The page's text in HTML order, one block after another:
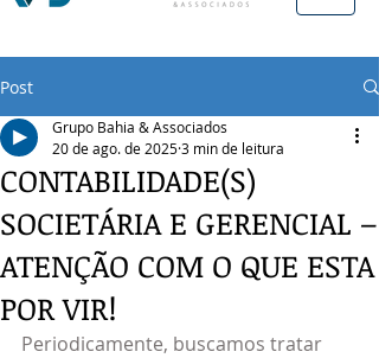
Post
CONTABILIDADE(S)
SOCIETÁRIA E GERENCIAL –
ATENÇÃO COM O QUE ESTA
POR VIR!
Grupo Bahia & Associados
20 de ago. de 20253 min de leitura
Periodicamente, buscamos tratar